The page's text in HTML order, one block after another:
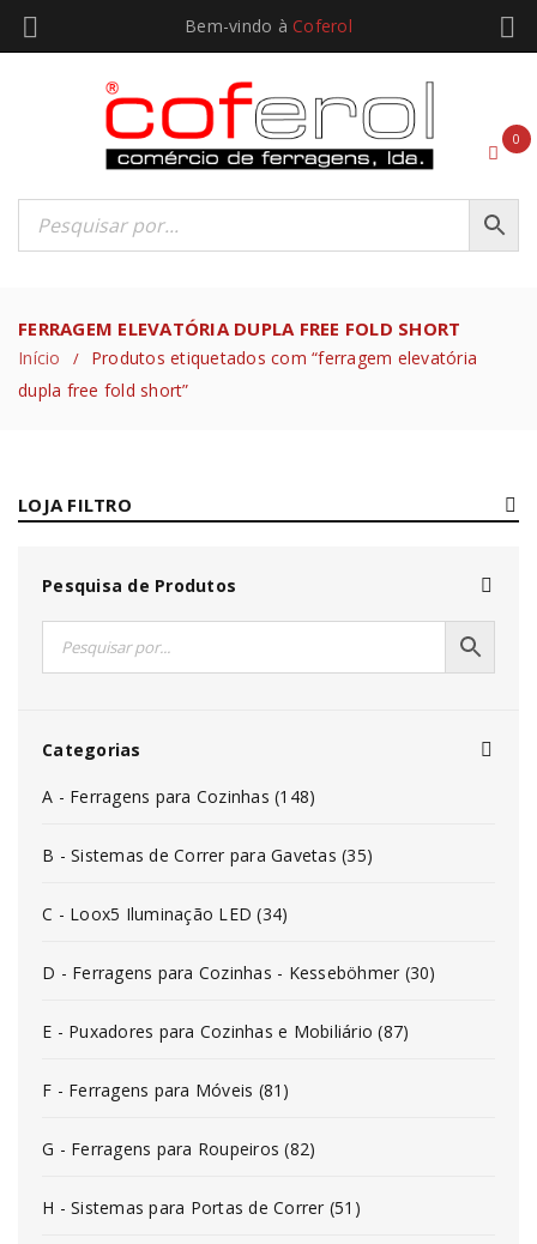
Bem-vindo à Coferol
0
FERRAGEM ELEVATÓRIA DUPLA FREE FOLD SHORT
Início /
Produtos etiquetados com “ferragem elevatória
dupla free fold short”
LOJA FILTRO
Pesquisa de Produtos
Categorias
A - Ferragens para Cozinhas (148)
B - Sistemas de Correr para Gavetas (35)
C - Loox5 Iluminação LED (34)
D - Ferragens para Cozinhas - Kesseböhmer (30)
E - Puxadores para Cozinhas e Mobiliário (87)
F - Ferragens para Móveis (81)
G - Ferragens para Roupeiros (82)
H - Sistemas para Portas de Correr (51)